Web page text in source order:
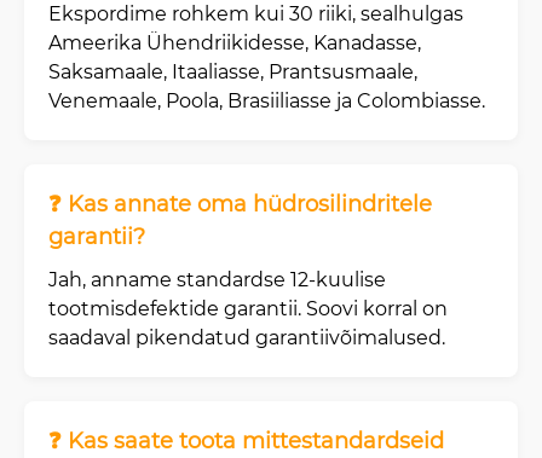
Ekspordime rohkem kui 30 riiki, sealhulgas
Ameerika Ühendriikidesse, Kanadasse,
Saksamaale, Itaaliasse, Prantsusmaale,
Venemaale, Poola, Brasiiliasse ja Colombiasse.
❓ Kas annate oma hüdrosilindritele
garantii?
Jah, anname standardse 12-kuulise
tootmisdefektide garantii. Soovi korral on
saadaval pikendatud garantiivõimalused.
❓ Kas saate toota mittestandardseid